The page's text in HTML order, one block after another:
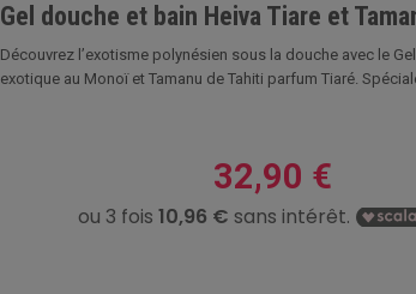
Gel douche et bain Heiva Tiare et
Découvrez l’exotisme polynésien sous la douche avec le
exotique au Monoï et Tamanu de Tahiti parfum Tiaré.
32,90 €